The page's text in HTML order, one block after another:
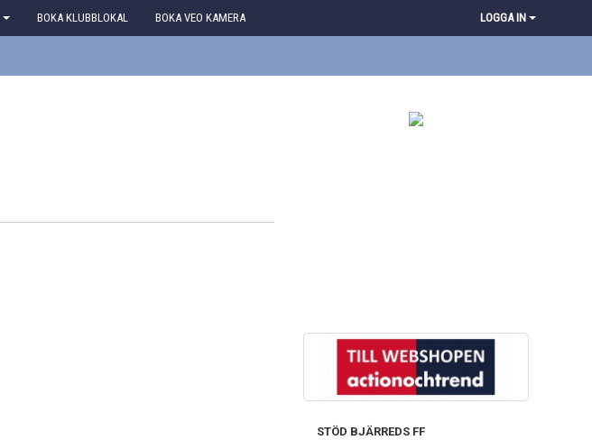
BOKA KLUBBLOKAL BOKA VEO KAMERA LOGGA IN
STÖD BJÄRREDS FF